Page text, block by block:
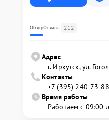
ОбзорОтзывы 212
Адрес
г. Иркутск, ул.
Контакты
+7 (395) 240-73-88
Время работы
Работаем с 09:00